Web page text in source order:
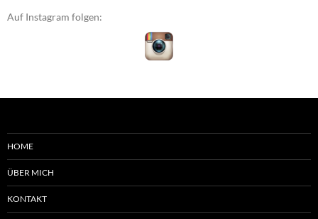
Auf Instagram folgen:
HOME
ÜBER MICH
KONTAKT